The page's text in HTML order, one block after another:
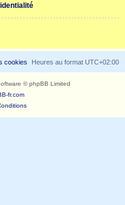
Heures au format UTC+02:00
cookies
© phpBB Limited
fr.com